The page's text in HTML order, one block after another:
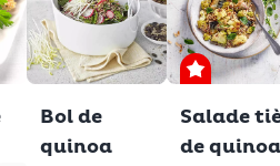
Bol de
quinoa
Premium
Salade
de quinoa